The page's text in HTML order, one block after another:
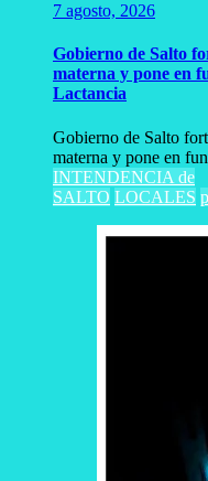
7 agosto, 2026
Gobierno de Salto
materna y pone en
Lactancia
Gobierno de Salto
materna y pone en
INTENDENCIA de
SALTO LOCALES